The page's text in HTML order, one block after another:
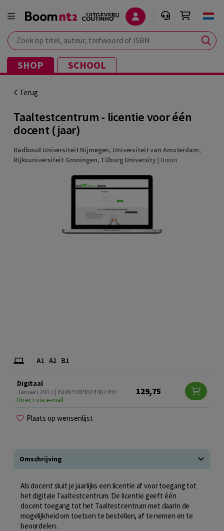
Zoek op titel, auteur, trefwoord of ISBN
SHOP SCHOOL
Terug
Taaltestcentrum - licentie voor één
docent (jaar)
Radboud Universiteit Nijmegen, Universiteit van Amsterdam,
Rijksuniversiteit Groningen, Tilburg University | Boom
Digitaal
Januari 2017 | ISBN 9789024407491
Direct via e-mail
129,75
Plaats op wensenlijst
Omschrijving
Als docent sluit je jaarlijks een licentie af voor toegang tot
het digitale Taaltestcentrum. De licentie geeft één
docent toegang tot het Taaltestcentrum met daarin de
mogelijkheid om toetsen te bestellen, af te nemen en te
beoordelen.